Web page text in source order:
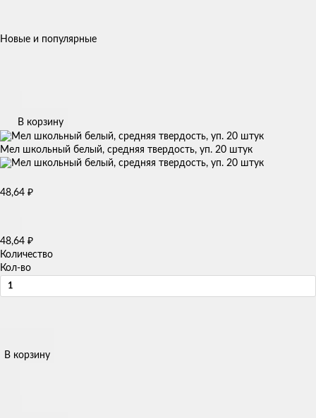
Новые и популярные
В корзину
Мел школьный белый, средняя твердость, уп. 20 штук
48,64 ₽
48,64 ₽
Количество
Кол-во
В корзину